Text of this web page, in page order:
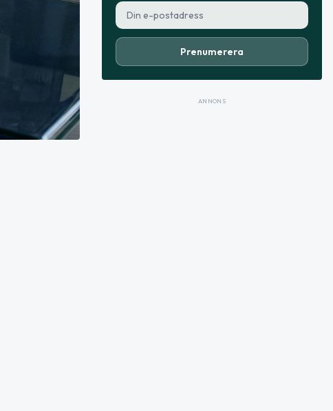
Prenumerera
ANNONS